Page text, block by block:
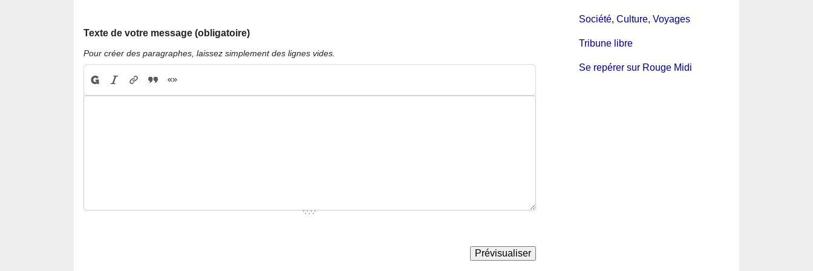
Texte de votre message (obligatoire)
Pour créer des paragraphes, laissez simplement des lignes vides.
Société, Culture, Voyages
Tribune libre
Se repérer sur Rouge Midi